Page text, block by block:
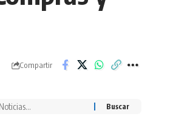
Compartir